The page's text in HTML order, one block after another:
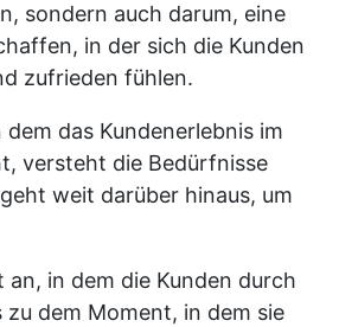
sondern auch darum, eine
in der sich die Kunden
zufrieden fühlen.
dem das Kundenerlebnis im
versteht die Bedürfnisse
weit darüber hinaus, um
an, in dem die Kunden durch
dem Moment, in dem sie